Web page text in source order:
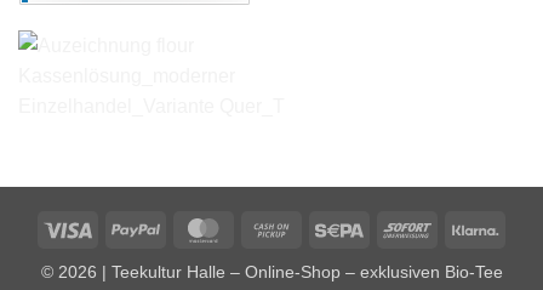
Visa PayPal MasterCardCash
Pickup
Sepa Sofort
© 2026 | Teekultur Halle – Online-Shop – exklusiven Bio-Tee